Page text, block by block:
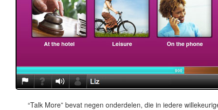
“Talk More” bevat negen onderdelen, die in iedere